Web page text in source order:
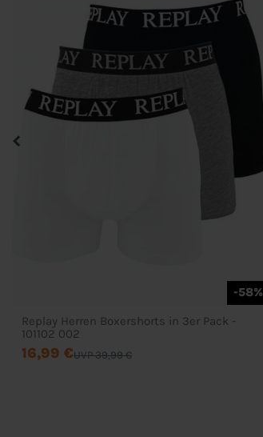
-58%
Replay Herren Boxershorts in 3er Pack -
101102 002
UVP 39,99 €
16,99 €